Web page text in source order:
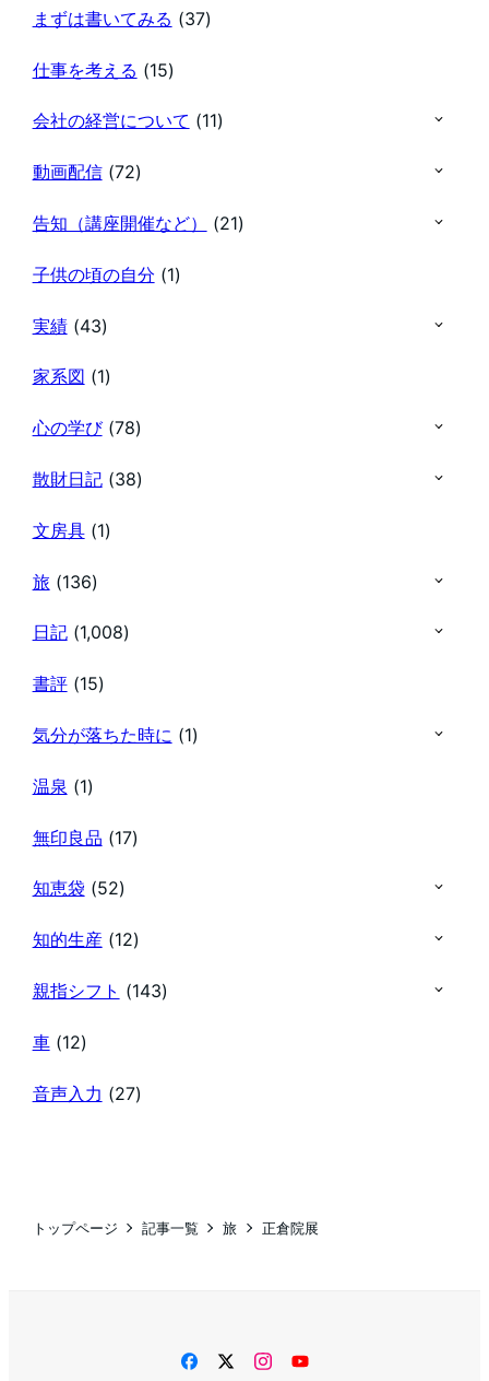
まずは書いてみる (37)
仕事を考える (15)
会社の経営について (11)
動画配信(72)
告知（講座開催など） (21)
子供の頃の自分 (1)
実績(43)
家系図 (1)
心の学び(78)
散財日記(38)
文房具(1)
旅 (136)
日記(1,008)
書評(15)
気分が落ちた時に (1)
温泉 (1)
無印良品 (17)
知恵袋 (52)
知的生産(12)
親指シフト (143)
車(12)
音声入力 (27)
トップページ 記事一覧 旅 正倉院展
facebooktwitterinstagram
YouTube